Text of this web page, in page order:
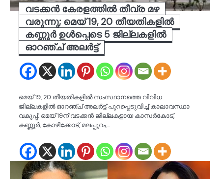
വടക്കൻ കേരളത്തിൽ തീവ്ര മഴ
വരുന്നു; മെയ് 19, 20 തീയതികളിൽ
കണ്ണൂർ ഉൾപ്പെടെ 5 ജില്ലകളിൽ
ഓറഞ്ച് അലർട്ട്
മെയ് 19, 20 തീയതികളിൽ സംസ്ഥാനത്തെ വിവിധ
ജില്ലകളിൽ ഓറഞ്ച് അലർട്ട് പുറപ്പെടുവിച്ച് കാലാവസ്ഥാ
വകുപ്പ്. മെയ് 19ന് വടക്കൻ ജില്ലകളായ കാസർകോട്,
കണ്ണൂർ, കോഴിക്കോട്, മലപ്പുറം,…